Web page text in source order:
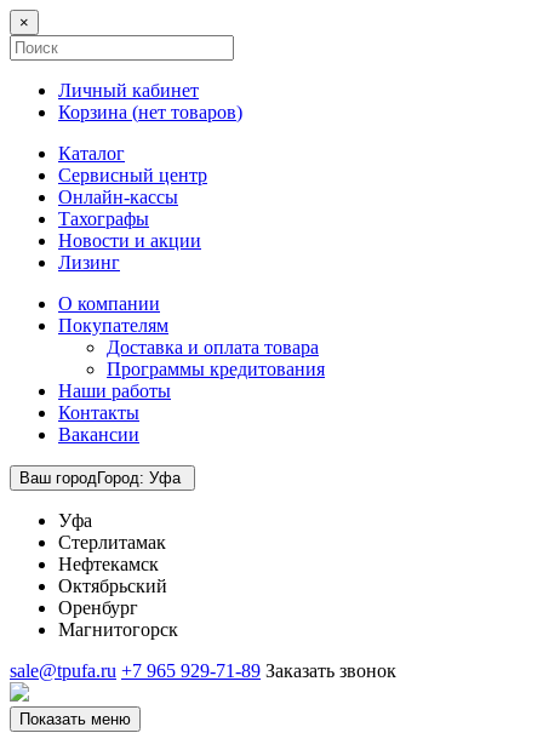
×
Личный кабинет
Корзина (нет товаров)
Каталог
Сервисный центр
Онлайн-кассы
Тахографы
Новости и акции
Лизинг
О компании
Покупателям
Доставка и оплата товара
Программы кредитования
Наши работы
Контакты
Вакансии
Ваш городГород: Уфа
Уфа
Стерлитамак
Нефтекамск
Октябрьский
Оренбург
Магнитогорск
sale@tpufa.ru +7 965 929-71-89 Заказать звонок
Показать меню